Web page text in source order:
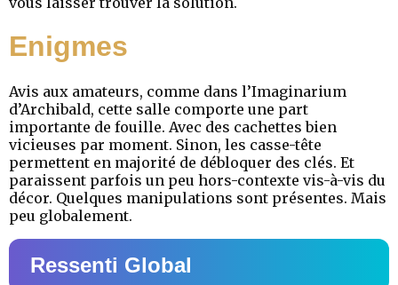
Enigmes
Avis aux amateurs, comme dans l’Imaginarium
d’Archibald, cette salle comporte une part
importante de fouille. Avec des cachettes bien
vicieuses par moment. Sinon, les casse-tête
permettent en majorité de débloquer des clés. Et
paraissent parfois un peu hors-contexte vis-à-vis du
décor. Quelques manipulations sont présentes. Mais
peu globalement.
Ressenti Global